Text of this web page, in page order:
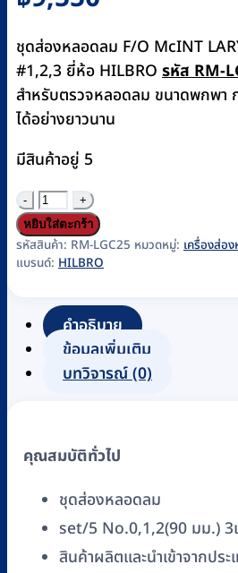
ชุดส่องหลอดลม F/O McINT
#1,2,3 ยี่ห้อ HILBRO รหัส RM-
สำหรับตรวจหลอดลม ขนาดพกพา
ได้อย่างยาวนาน
มีสินค้าอยู่ 5
จำนวน
ชุด
ส่อง
หลอดลมF/O
LARYG
BLADE
SET/5
HILBRO
ชิ้น
หยิบใส่ตะกร้า
รหัสสินค้า: RM-LGC25 หมวดหมู่: เครื่องส่อ
แบรนด์: HILBRO
คำอธิบาย
ข้อมูลเพิ่มเติม
บทวิจารณ์ (0)
คุณสมบัติทั่วไป
ชุดส่องหลอดลม
set/5 No.0,1,2(90 มม.) 3
สินค้าผลิตและนำเข้าจากปร